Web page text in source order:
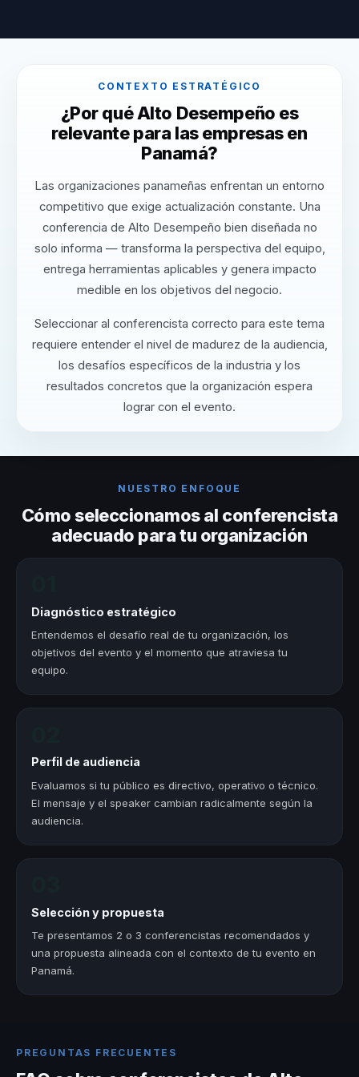
CONTEXTO ESTRATÉGICO
¿Por qué Alto Desempeño es
relevante para las empresas en
Panamá?
Las organizaciones panameñas enfrentan un entorno
competitivo que exige actualización constante. Una
conferencia de Alto Desempeño bien diseñada no
solo informa — transforma la perspectiva del equipo,
entrega herramientas aplicables y genera impacto
medible en los objetivos del negocio.
Seleccionar al conferencista correcto para este tema
requiere entender el nivel de madurez de la audiencia,
los desafíos específicos de la industria y los
resultados concretos que la organización espera
lograr con el evento.
NUESTRO ENFOQUE
Cómo seleccionamos al conferencista
adecuado para tu organización
Diagnóstico estratégico
Entendemos el desafío real de tu organización, los
objetivos del evento y el momento que atraviesa tu
equipo.
Perfil de audiencia
Evaluamos si tu público es directivo, operativo o técnico.
El mensaje y el speaker cambian radicalmente según la
audiencia.
Selección y propuesta
Te presentamos 2 o 3 conferencistas recomendados y
una propuesta alineada con el contexto de tu evento en
Panamá.
PREGUNTAS FRECUENTES